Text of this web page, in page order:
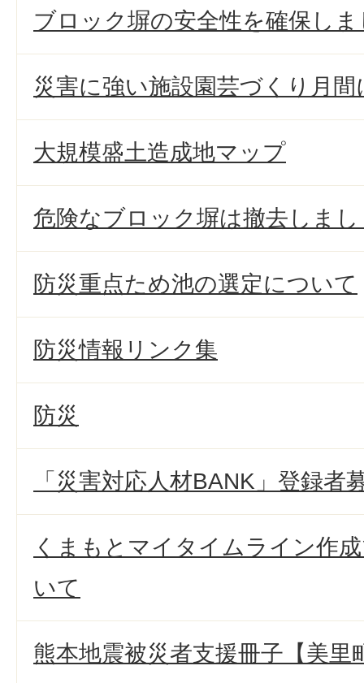
ブロック塀の安全性を確保し
災害に強い施設園芸づくり月
大規模盛土造成地マップ
危険なブロック塀は撤去しま
防災重点ため池の選定について
防災情報リンク集
防災
「災害対応人材BANK」登録者
くまもとマイタイムライン作
いて
熊本地震被災者支援冊子【美里